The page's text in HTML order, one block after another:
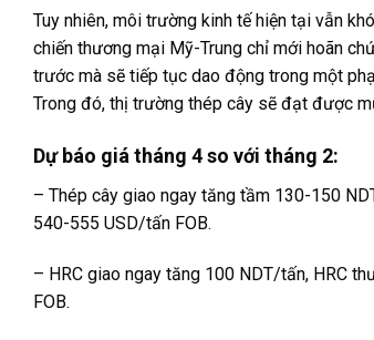
Tuy nhiên, môi trường kinh tế hiện tại vẫn
chiến thương mại Mỹ-Trung chỉ mới hoãn
trước mà sẽ tiếp tục dao động trong một
Trong đó, thị trường thép cây sẽ đạt được
Dự báo giá tháng 4 so với tháng 2:
– Thép cây giao ngay tăng tầm 130-150
540-555 USD/tấn FOB.
– HRC giao ngay tăng 100 NDT/tấn, HRC
FOB.